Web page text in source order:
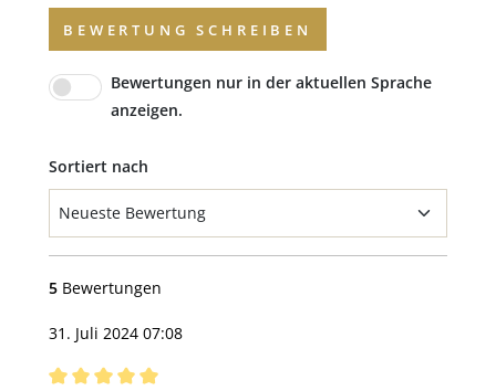
BEWERTUNG SCHREIBEN
Bewertungen nur in der aktuellen Sprache
anzeigen.
Sortiert nach
5 Bewertungen
31. Juli 2024 07:08